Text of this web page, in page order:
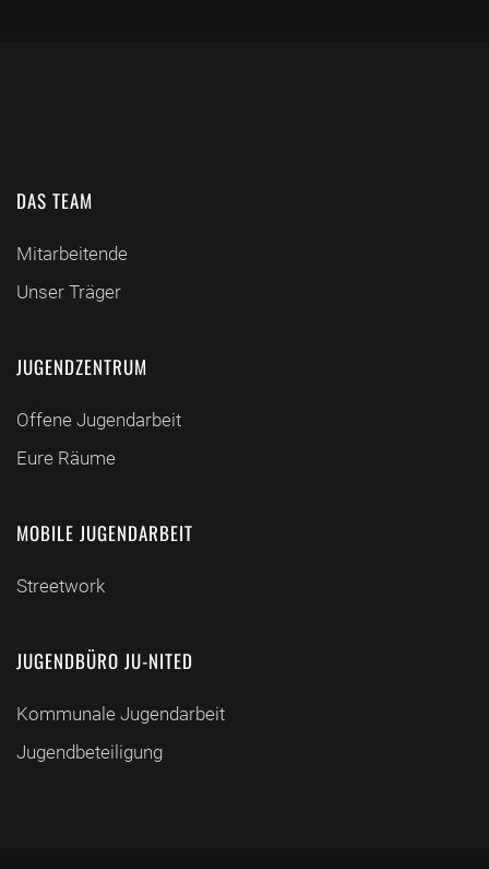
DAS TEAM
Mitarbeitende
Unser Träger
JUGENDZENTRUM
Offene Jugendarbeit
Eure Räume
MOBILE JUGENDARBEIT
Streetwork
JUGENDBÜRO JU-NITED
Kommunale Jugendarbeit
Jugendbeteiligung